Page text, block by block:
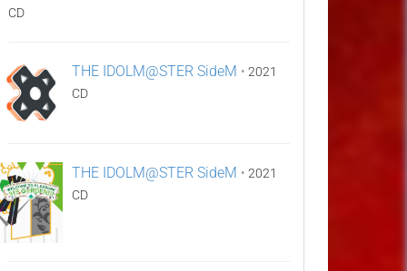
CD
THE IDOLM@STER SideM • 2021
CD
THE IDOLM@STER SideM • 2021
CD